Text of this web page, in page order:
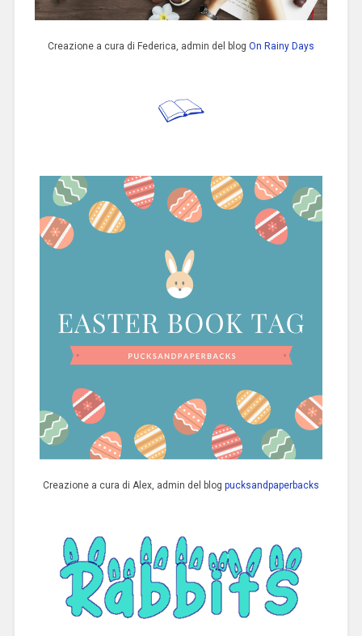
Creazione a cura di Federica, admin del blog On Rainy Days
Creazione a cura di Alex, admin del blog pucksandpaperbacks